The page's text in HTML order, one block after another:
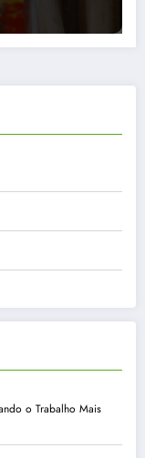
o Trabalho Mais